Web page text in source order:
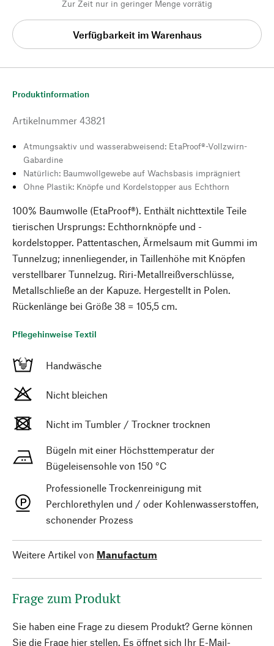
Zur Zeit nur in geringer Menge vorrätig
Verfügbarkeit im Warenhaus
Produktinformation
Artikelnummer 43821
Atmungsaktiv und wasserabweisend: EtaProof®-Vollzwirn-
Gabardine
Natürlich: Baumwollgewebe auf Wachsbasis imprägniert
Ohne Plastik: Knöpfe und Kordelstopper aus Echthorn
100% Baumwolle (EtaProof®). Enthält nichttextile Teile
tierischen Ursprungs: Echthornknöpfe und -
kordelstopper. Pattentaschen, Ärmelsaum mit Gummi im
Tunnelzug; innenliegender, in Taillenhöhe mit Knöpfen
verstellbarer Tunnelzug. Riri-Metallreißverschlüsse,
Metallschließe an der Kapuze. Hergestellt in Polen.
Rückenlänge bei Größe 38 = 105,5 cm.
Pflegehinweise Textil
Handwäsche
Nicht bleichen
Nicht im Tumbler / Trockner trocknen
Bügeln mit einer Höchsttemperatur der
Bügeleisensohle von 150 °C
Professionelle Trockenreinigung mit
Perchlorethylen und / oder Kohlenwasserstoffen,
schonender Prozess
Weitere Artikel von Manufactum
Frage zum Produkt
Sie haben eine Frage zu diesem Produkt? Gerne können
Sie die Frage hier stellen. Es öffnet sich Ihr E-Mail-